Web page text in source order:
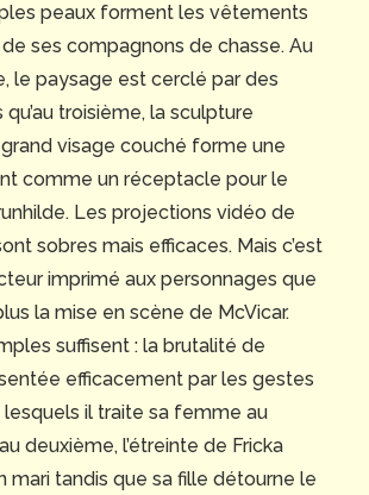
peaux forment les vêtements
ses compagnons de chasse. Au
le paysage est cerclé par des
qu’au troisième, la sculpture
grand visage couché forme une
comme un réceptacle pour le
Les projections vidéo de
sobres mais efficaces. Mais c’est
imprimé aux personnages que
la mise en scène de McVicar.
suffisent : la brutalité de
efficacement par les gestes
lesquels il traite sa femme au
deuxième, l’étreinte de Fricka
mari tandis que sa fille détourne le